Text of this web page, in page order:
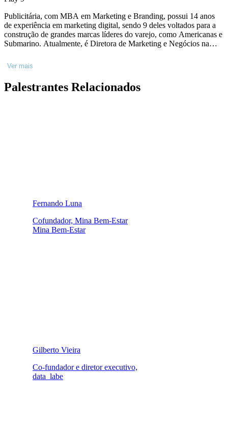
Publicitária, com MBA em Marketing e Branding, possui 14 anos
de experiência em marketing digital, sendo 9 deles voltados para a
construção de grandes marcas líderes do varejo, como Americanas e
Submarino. Atualmente, é Diretora de Marketing e Negócios na
carreira, gerenciou grandes projetos de branding, como, por
exemplo, reposicionamentos e principais patrocínios do país - como
lançamento da plataforma pioneira e inovadora de live commerce de
Ver mais
Palestrantes Relacionados
Fernando Luna
Cofundador, Mina Bem-Estar
Mina Bem-Estar
Gilberto Vieira
Co-fundador e diretor executivo,
data_labe